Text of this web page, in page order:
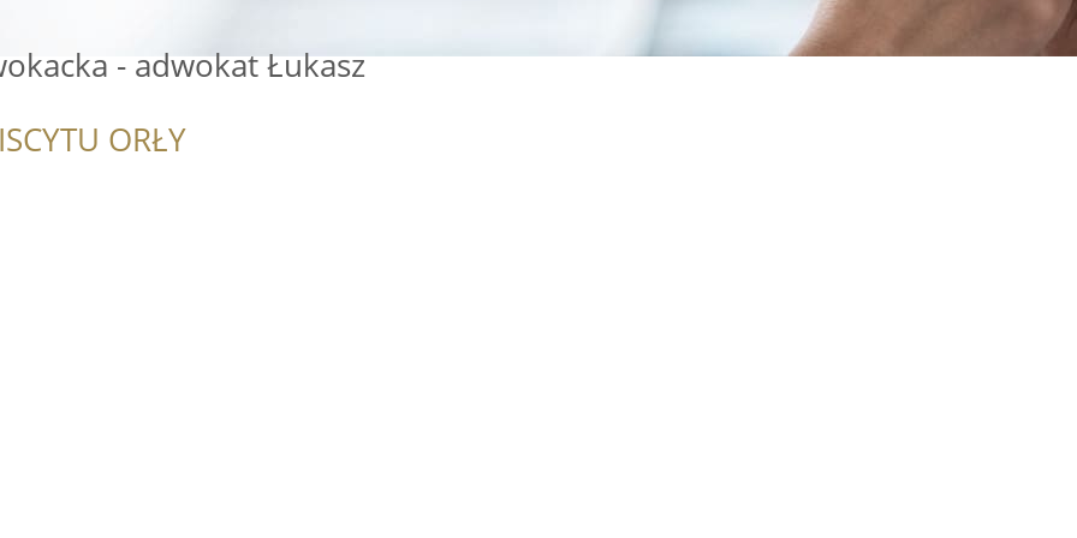
- adwokat Łukasz
ORŁY